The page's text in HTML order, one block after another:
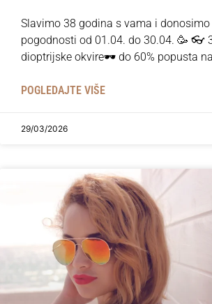
Slavimo 38 godina s vama i donosimo
pogodnosti od 01.04. do 30.04. 🥳 👓
dioptrijske okvire🕶 do 60% popusta
POGLEDAJTE VIŠE
29/03/2026